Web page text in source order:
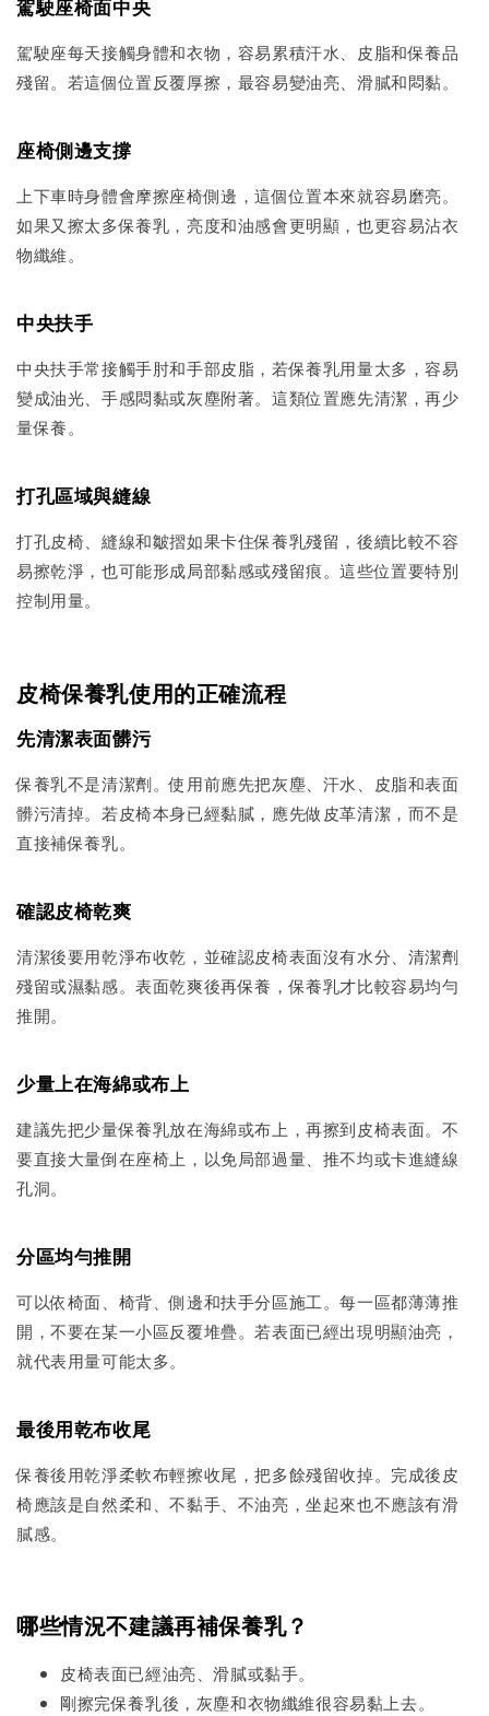
駕駛座椅面中央
駕駛座每天接觸身體和衣物，容易累積汗水、皮脂和保養品
殘留。若這個位置反覆厚擦，最容易變油亮、滑膩和悶黏。
座椅側邊支撐
上下車時身體會摩擦座椅側邊，這個位置本來就容易磨亮。
如果又擦太多保養乳，亮度和油感會更明顯，也更容易沾衣
物纖維。
中央扶手
中央扶手常接觸手肘和手部皮脂，若保養乳用量太多，容易
變成油光、手感悶黏或灰塵附著。這類位置應先清潔，再少
量保養。
打孔區域與縫線
打孔皮椅、縫線和皺摺如果卡住保養乳殘留，後續比較不容
易擦乾淨，也可能形成局部黏感或殘留痕。這些位置要特別
控制用量。
皮椅保養乳使用的正確流程
先清潔表面髒污
保養乳不是清潔劑。使用前應先把灰塵、汗水、皮脂和表面
髒污清掉。若皮椅本身已經黏膩，應先做皮革清潔，而不是
直接補保養乳。
確認皮椅乾爽
清潔後要用乾淨布收乾，並確認皮椅表面沒有水分、清潔劑
殘留或濕黏感。表面乾爽後再保養，保養乳才比較容易均勻
推開。
少量上在海綿或布上
建議先把少量保養乳放在海綿或布上，再擦到皮椅表面。不
要直接大量倒在座椅上，以免局部過量、推不均或卡進縫線
孔洞。
分區均勻推開
可以依椅面、椅背、側邊和扶手分區施工。每一區都薄薄推
開，不要在某一小區反覆堆疊。若表面已經出現明顯油亮，
就代表用量可能太多。
最後用乾布收尾
保養後用乾淨柔軟布輕擦收尾，把多餘殘留收掉。完成後皮
椅應該是自然柔和、不黏手、不油亮，坐起來也不應該有滑
膩感。
哪些情況不建議再補保養乳？
皮椅表面已經油亮、滑膩或黏手。
剛擦完保養乳後，灰塵和衣物纖維很容易黏上去。